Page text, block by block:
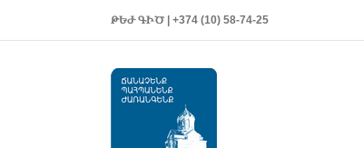
ԹԵԺ ԳԻԾ | +374 (10) 58-74-25